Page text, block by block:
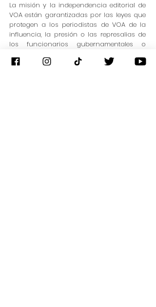
La misión y la independencia editorial de
VOA están garantizadas por las leyes que
protegen a los periodistas de VOA de la
influencia, la presión o las represalias de
los funcionarios gubernamentales o